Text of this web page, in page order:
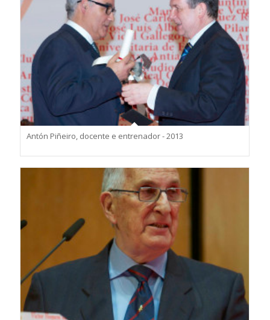
Antón Piñeiro, docente e entrenador - 2013